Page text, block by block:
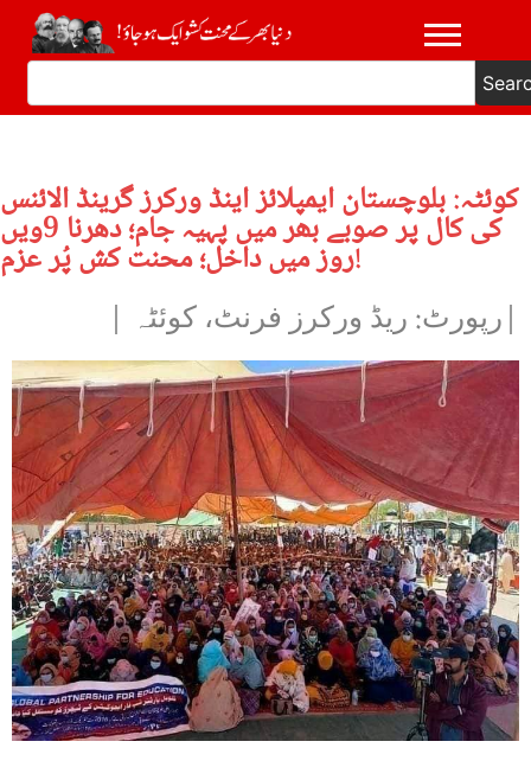
کوئٹہ: بلوچستان ایمپلائز اینڈ ورکرز گرینڈ الائنس
کی کال پر صوبے بھر میں پہیہ جام؛ دھرنا 9ویں
روز میں داخل؛ محنت کش پُر عزم!
|رپورٹ: ریڈ ورکرز فرنٹ، کوئٹہ |